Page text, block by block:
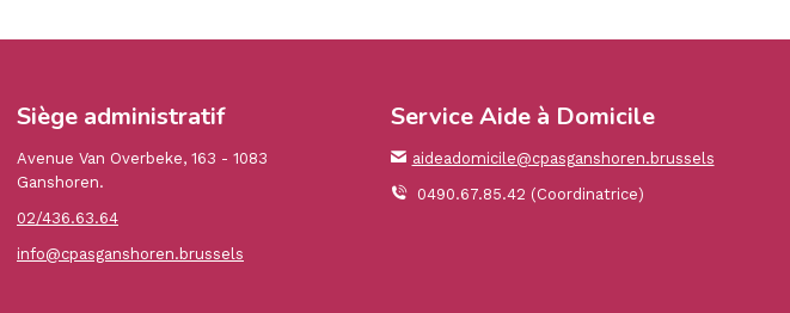
Siège administratif
Avenue Van Overbeke, 163 - 1083
Ganshoren.
02/436.63.64
info@cpasganshoren.brussels
Service Aide à Domicile
aideadomicile@cpasganshoren.brussels
0490.67.85.42 (Coordinatrice)